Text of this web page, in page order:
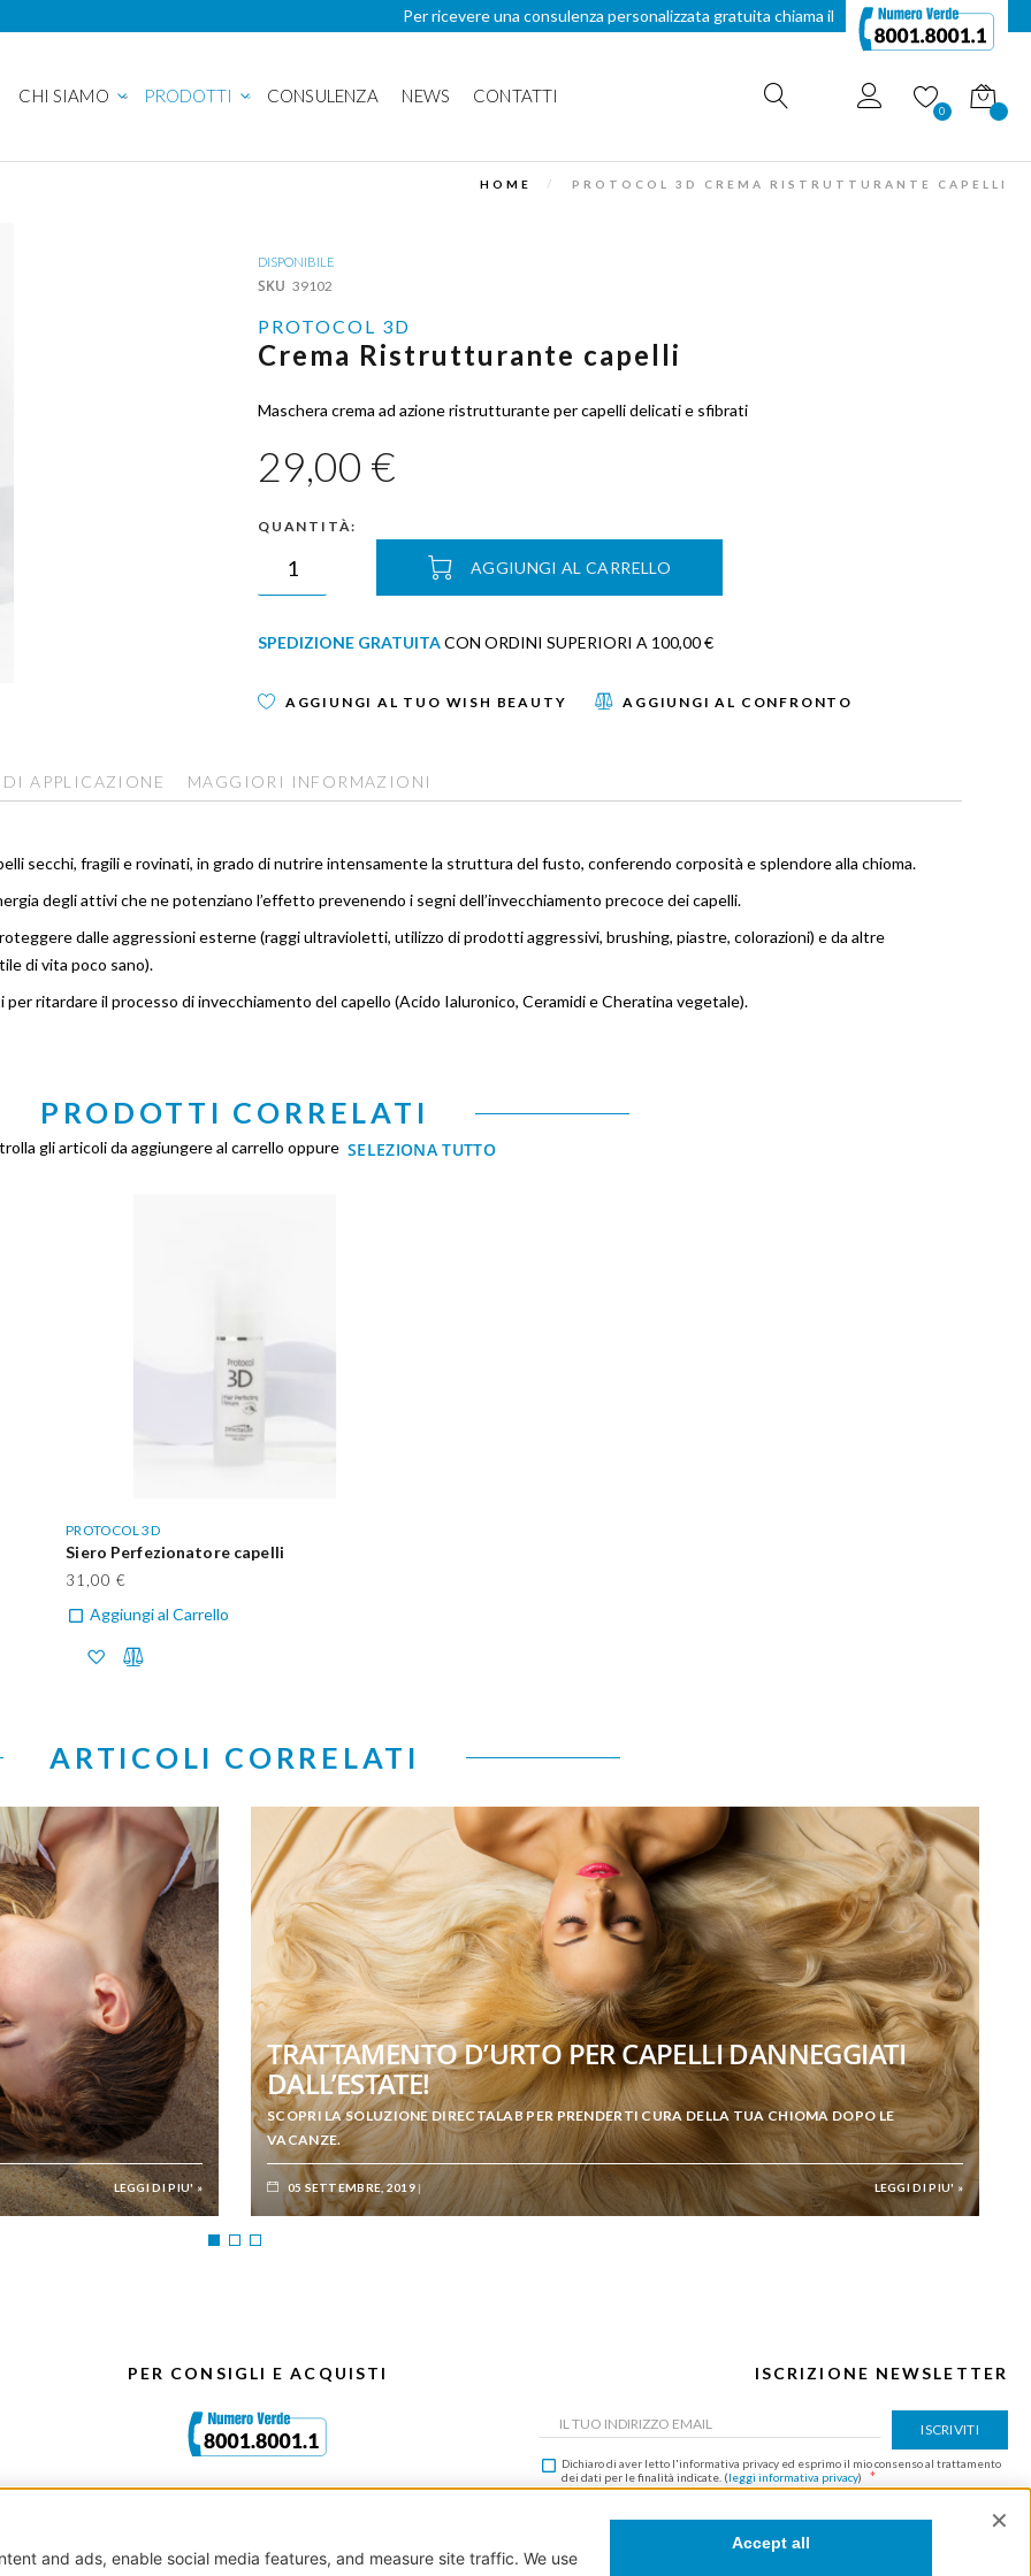
Per ricevere una consulenza personalizzata gratuita chiama il
0 Carrello
CHI SIAMO PRODOTTI CONSULENZA NEWS CONTATTI
HOME PROTOCOL 3D CREMA RISTRUTTURANTE CAPELLI
DISPONIBILE
SKU 39102
PROTOCOL 3D
Crema Ristrutturante capelli
Maschera crema ad azione ristrutturante per capelli delicati e sfibrati
29,00 €
QUANTITÀ:
AGGIUNGI AL CARRELLO
SPEDIZIONE GRATUITACON ORDINI SUPERIORI A 100,00 €
AGGIUNGI AL TUO WISH BEAUTY AGGIUNGI AL CONFRONTO
secchi, fragili e rovinati, in grado di nutrire intensamente la struttura del fusto, conferendo corposità e splendore alla chioma.
degli attivi che ne potenziano l’effetto prevenendo i segni dell’invecchiamento precoce dei capelli.
dalle aggressioni esterne (raggi ultravioletti, utilizzo di prodotti aggressivi, brushing, piastre, colorazioni) e da altre
di vita poco sano).
ritardare il processo di invecchiamento del capello (Acido Ialuronico, Ceramidi e Cheratina vegetale).
APPLICAZIONE MAGGIORI INFORMAZIONI
PRODOTTI CORRELATI
gli articoli da aggiungere al carrello oppure SELEZIONA TUTTO
PROTOCOL 3D
Siero Perfezionatore capelli
31,00 €
Aggiungi al Carrello
ARTICOLI CORRELATI
LEGGI DI PIU' »
TRATTAMENTO D’URTO PER CAPELLI DANNEGGIATI
DALL’ESTATE!
SCOPRI LA SOLUZIONE DIRECTALAB PER PRENDERTI CURA DELLA TUA CHIOMA DOPO LE
VACANZE.
05 SETTEMBRE, 2019 LEGGI DI PIU' »
PER CONSIGLI E ACQUISTI ISCRIZIONE NEWSLETTER
ISCRIVITI
Dichiaro di aver letto l'informativa privacy ed esprimo il mio consenso al trattamento
dei dati per le finalità indicate. (leggi informativa privacy)